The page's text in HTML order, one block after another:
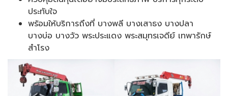
ประทับใจ
พร้อมให้บริการถึงที่ บางพลี บางเสาธง บางปลา
บางบ่อ บางวัว พระประแดง พระสมุทรเจดีย์ เทพารักษ์
สำโรง